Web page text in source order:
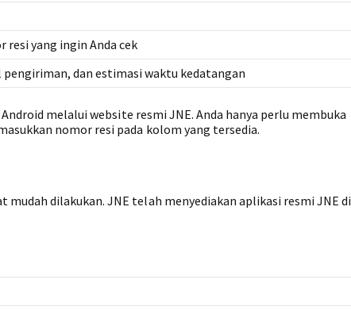
resi yang ingin Anda cek
dan estimasi waktu kedatangan
melalui website resmi JNE. Anda hanya perlu membuka
nomor resi pada kolom yang tersedia.
mudah dilakukan. JNE telah menyediakan aplikasi resmi JNE di